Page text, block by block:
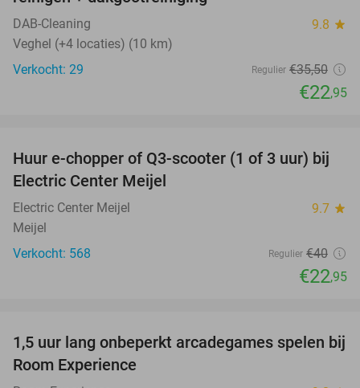
DAB-Cleaning 9.8 star
Veghel (+4 locaties) (10 km)
Verkocht: 29
Regulier €35,50
€22,95
43%
Huur e-chopper of Q3-scooter (1 of 3 uur) bij
Electric Center Meijel
Electric Center Meijel 9.7 star
Meijel
Verkocht: 568
Regulier €40
€22,95
46%
1,5 uur lang onbeperkt arcadegames spelen bij
Room Experience